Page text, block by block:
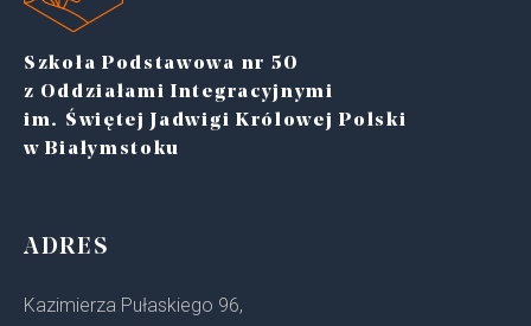
Szkoła Podstawowa nr 50
z Oddziałami Integracyjnymi
im. Świętej Jadwigi Królowej Polski
w Białymstoku
ADRES
Kazimierza Pułaskiego 96,